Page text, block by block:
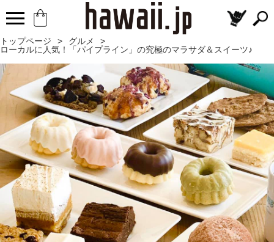
トップページ > グルメ
>
ローカルに人気！「パイプライン」の究極のマラサダ＆スイーツ♪